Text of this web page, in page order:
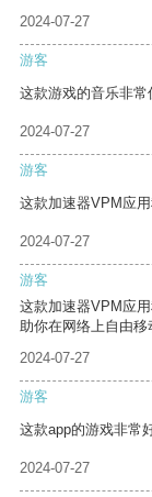
2024-07-27
游客
这款游戏的音乐非常
2024-07-27
游客
这款加速器VPM应
2024-07-27
游客
这款加速器VPM应
助你在网络上自由移
2024-07-27
游客
这款app的游戏非常
2024-07-27